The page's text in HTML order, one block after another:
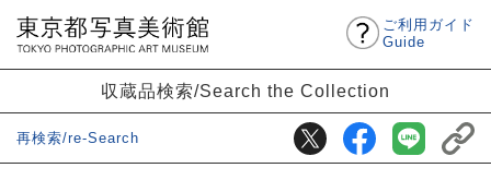
ご利用ガイド
Guide
収蔵品検索/Search the Collection
再検索/re-Search